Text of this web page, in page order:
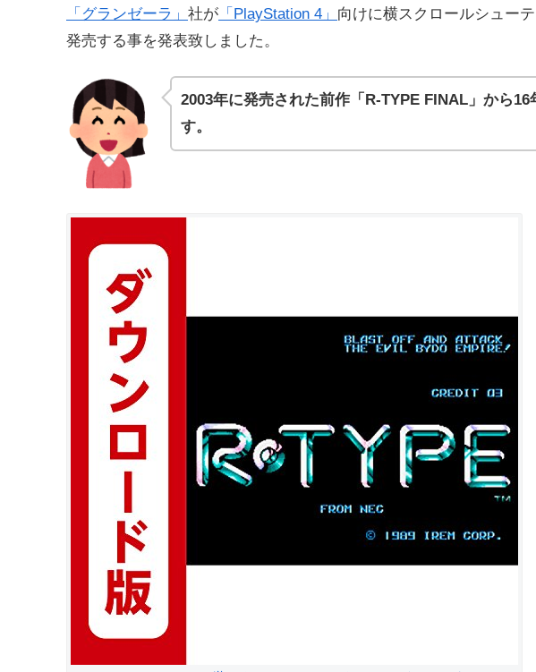
「グランゼーラ」 社が 「PlayStation 4」 向けに横スクロールシュー
発売する事を発表致しました。
2003年に発売された前作「R-TYPE FINAL」から
す。